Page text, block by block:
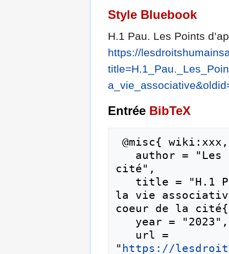
Style Bluebook
H.1 Pau. Les Points
https://
Entrée BibTeX
cité",
la vie
coeur de la
" https://